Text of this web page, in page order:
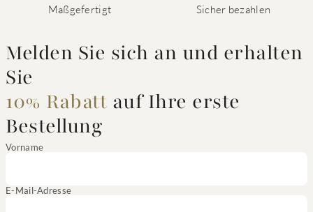
Maßgefertigt Sicher bezahlen
Melden Sie sich an und erhalten
Sie
10% Rabatt auf Ihre erste
Bestellung
Vorname
E-Mail-Adresse